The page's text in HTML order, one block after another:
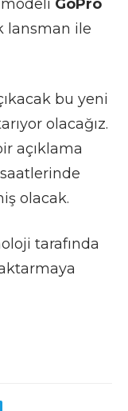
GoPro
lansman ile
bu yeni
olacağız.
açıklama
olacak.
tarafında